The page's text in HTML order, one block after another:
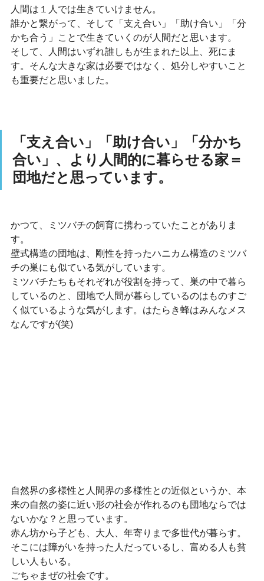
人間は１人では生きていけません。
誰かと繋がって、そして「支え合い」「助け合い」「分
かち合う」ことで生きていくのが人間だと思います。
そして、人間はいずれ誰しもが生まれた以上、死にま
す。そんな大きな家は必要ではなく、処分しやすいこと
も重要だと思いました。
「支え合い」「助け合い」「分かち
合い」、より人間的に暮らせる家＝
団地だと思っています。
かつて、ミツバチの飼育に携わっていたことがありま
す。
壁式構造の団地は、剛性を持ったハニカム構造のミツバ
チの巣にも似ている気がしています。
ミツバチたちもそれぞれが役割を持って、巣の中で暮ら
しているのと、団地で人間が暮らしているのはものすご
く似ているような気がします。はたらき蜂はみんなメス
なんですが(笑)
自然界の多様性と人間界の多様性との近似というか、本
来の自然の姿に近い形の社会が作れるのも団地ならでは
ないかな？と思っています。
赤ん坊から子ども、大人、年寄りまで多世代が暮らす。
そこには障がいを持った人だっているし、富める人も貧
しい人もいる。
ごちゃまぜの社会です。